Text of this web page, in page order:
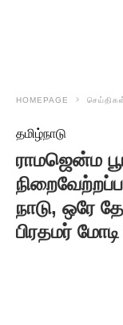
HOMEPAGE
தமிழ்நாடு
ராமஜென்ம
நாடு, ஒரே
பிரதமர் மோடி